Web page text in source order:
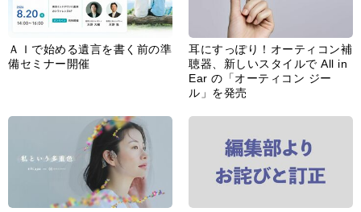
ＡＩで始める遺言を書く前の準
備セミナー開催
耳にすっぽり！オーティコン補
聴器、新しいスタイルで All in
Ear の「オーティコン ジー
ル」を発売